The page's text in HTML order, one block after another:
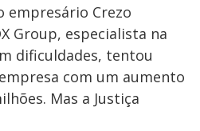
empresário Crezo
Group, especialista na
dificuldades, tentou
com um aumento
Mas a Justiça